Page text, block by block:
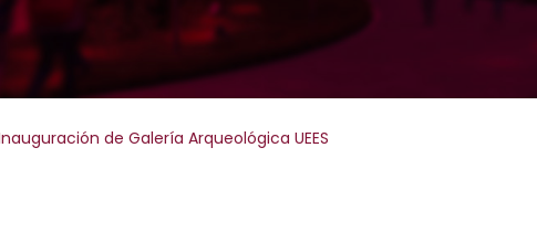
de Galería Arqueológica UEES